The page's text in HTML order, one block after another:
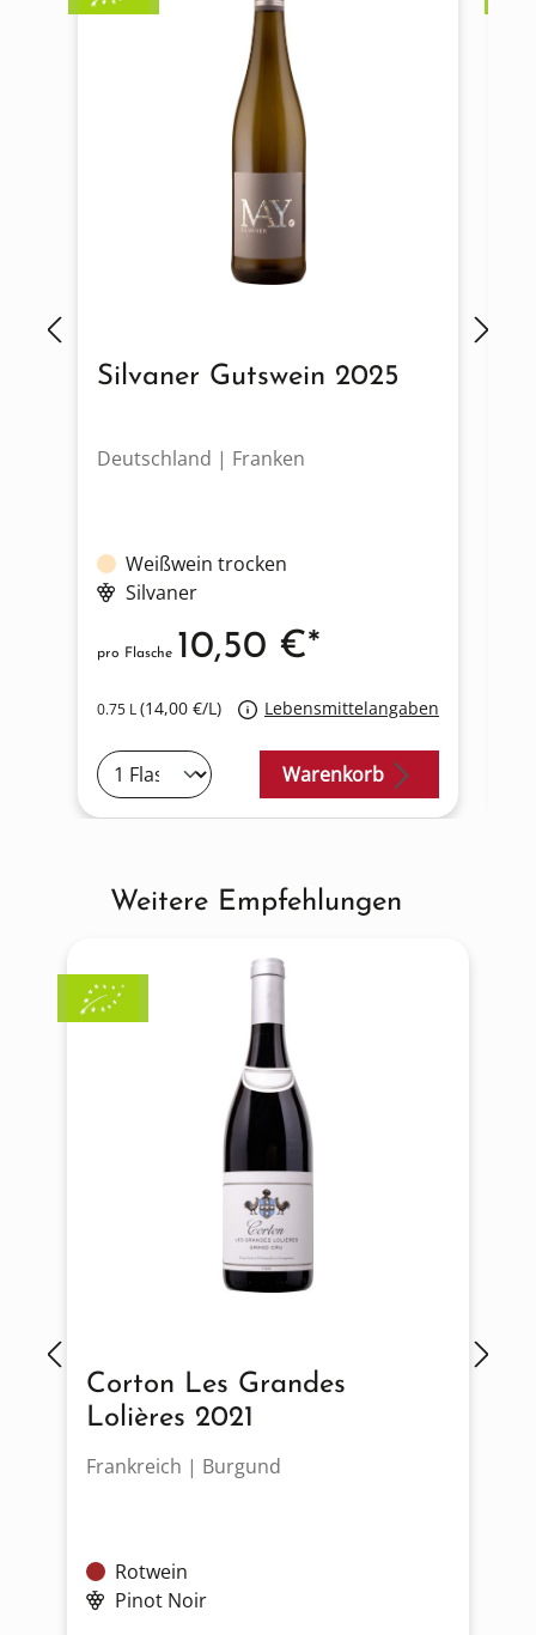
Silvaner Gutswein 2025
Deutschland | Franken
Weißwein trocken
Silvaner
0.75 L(14,00 €/L) Lebensmittelangaben
pro Flasche 10,50 €*
Warenkorb
Produktgalerie überspringen
Weitere Empfehlungen
Corton Les Grandes
Lolières 2021
Frankreich | Burgund
Rotwein
Pinot Noir